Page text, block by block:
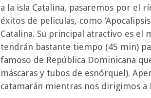
a la isla Catalina, pasaremos por el
éxitos de peliculas, como
Catalina. Su principal atractivo es el
tendrán bastante tiempo (45 min)
famoso de República Dominicana
máscaras y tubos de esnórquel).
catamarán mientras nos dirigimos